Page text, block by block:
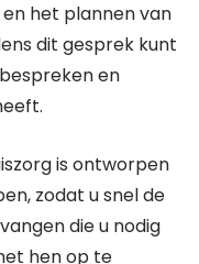
het plannen van
dit gesprek kunt
en
is ontworpen
zodat u snel de
die u nodig
hen op te